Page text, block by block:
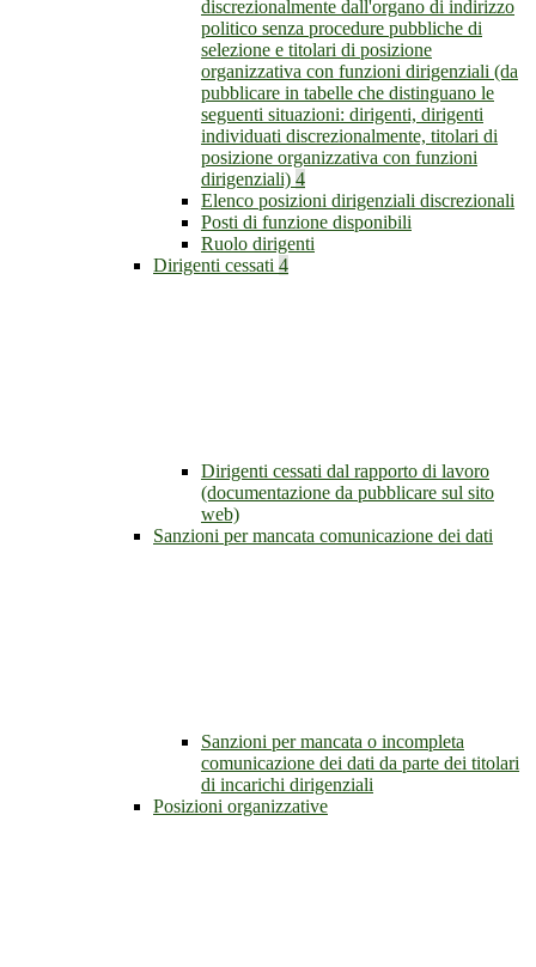
discrezionalmente dall'organo di indirizzo
politico senza procedure pubbliche di
selezione e titolari di posizione
organizzativa con funzioni dirigenziali (da
pubblicare in tabelle che distinguano le
seguenti situazioni: dirigenti, dirigenti
individuati discrezionalmente, titolari di
posizione organizzativa con funzioni
dirigenziali) 4
Elenco posizioni dirigenziali discrezionali
Posti di funzione disponibili
Ruolo dirigenti
Dirigenti cessati 4
Dirigenti cessati dal rapporto di lavoro
(documentazione da pubblicare sul sito
web)
Sanzioni per mancata comunicazione dei dati
Sanzioni per mancata o incompleta
comunicazione dei dati da parte dei titolari
di incarichi dirigenziali
Posizioni organizzative